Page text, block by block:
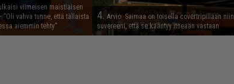
viimeisen maistiaisen
vahva tunne, että tällaista
aiemmin tehty”
4. Arvio: Saimaa on toisella covertripillään niin
suvereeni, että se kääntyy itseään vastaan